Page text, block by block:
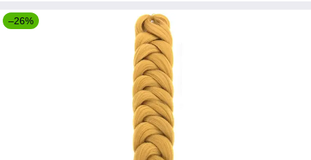
–26%